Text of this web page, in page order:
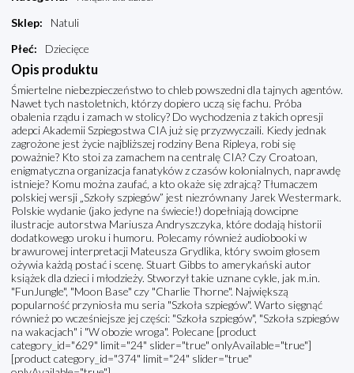
Sklep:
Natuli
Płeć: Dziecięce
Opis produktu
Śmiertelne niebezpieczeństwo to chleb powszedni dla tajnych agentów.
Nawet tych nastoletnich, którzy dopiero uczą się fachu. Próba
obalenia rządu i zamach w stolicy? Do wychodzenia z takich opresji
adepci Akademii Szpiegostwa CIA już się przyzwyczaili. Kiedy jednak
zagrożone jest życie najbliższej rodziny Bena Ripleya, robi się
poważnie? Kto stoi za zamachem na centralę CIA? Czy Croatoan,
enigmatyczna organizacja fanatyków z czasów kolonialnych, naprawdę
istnieje? Komu można zaufać, a kto okaże się zdrajcą? Tłumaczem
polskiej wersji „Szkoły szpiegów” jest niezrównany Jarek Westermark.
Polskie wydanie (jako jedyne na świecie!) dopełniają dowcipne
ilustracje autorstwa Mariusza Andryszczyka, które dodają historii
dodatkowego uroku i humoru. Polecamy również audiobooki w
brawurowej interpretacji Mateusza Grydlika, który swoim głosem
ożywia każdą postać i scenę. Stuart Gibbs to amerykański autor
książek dla dzieci i młodzieży. Stworzył takie uznane cykle, jak m.in.
"FunJungle", "Moon Base" czy "Charlie Thorne". Największą
popularność przyniosła mu seria "Szkoła szpiegów". Warto sięgnąć
również po wcześniejsze jej części: "Szkoła szpiegów", "Szkoła szpiegów
na wakacjach" i "W obozie wroga". Polecane [product
category_id="629" limit="24" slider="true" onlyAvailable="true"]
[product category_id="374" limit="24" slider="true"